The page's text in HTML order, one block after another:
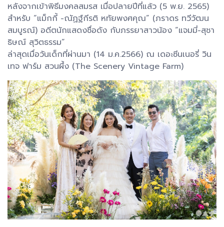
หลังจากเข้าพิธีมงคลสมรส เมื่อปลายปีที่แล้ว (5 พ.ย. 2565)
สำหรับ “แม็กกี้ -ณัฏฐ์กีรติ หทัยพงศคุณ” (ภราดร ทวีวัฒน
สมบูรณ์) อดีตนักแสดงชื่อดัง กับภรรยาสาวน้อง “แจมมี่-สุชา
ธิษณ์ สุวิตธรรม”
ล่าสุดเมื่อวันเด็กที่ผ่านมา (14 ม.ค.2566) ณ เดอะซีนเนอรี่ วิน
เทจ ฟาร์ม สวนผึ้ง (The Scenery Vintage Farm)